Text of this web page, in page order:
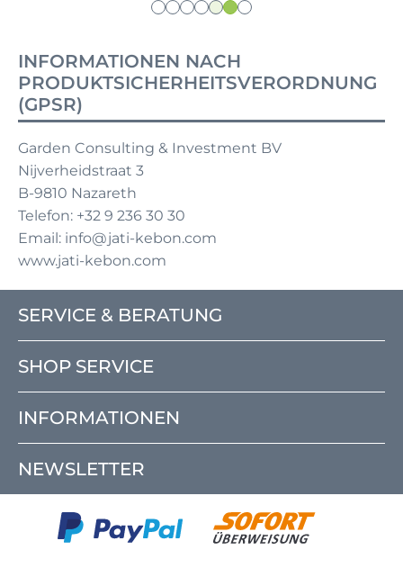
INFORMATIONEN NACH
PRODUKTSICHERHEITSVERORDNUNG
(GPSR)
Garden Consulting & Investment BV
Nijverheidstraat 3
B-9810 Nazareth
Telefon: +32 9 236 30 30
Email: info@jati-kebon.com
www.jati-kebon.com
SERVICE & BERATUNG
SHOP SERVICE
INFORMATIONEN
NEWSLETTER